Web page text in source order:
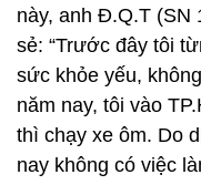
này, anh Đ.Q.T (SN
sẻ: “Trước đây tôi
sức khỏe yếu,
năm nay, tôi vào
thì chạy xe ôm. Do
nay không có việc